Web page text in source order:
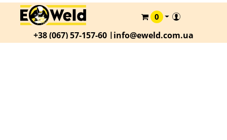
КАТАЛОГ
О
0
+38 (067) 57-157-60 |info@eweld.com.ua